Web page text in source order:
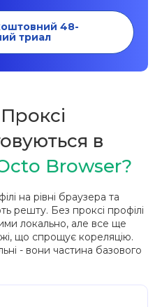
48-
триал
в
Browser?
на рівні браузера та
решту. Без проксі профілі
локально, але все ще
що спрощує кореляцію.
- вони частина базового